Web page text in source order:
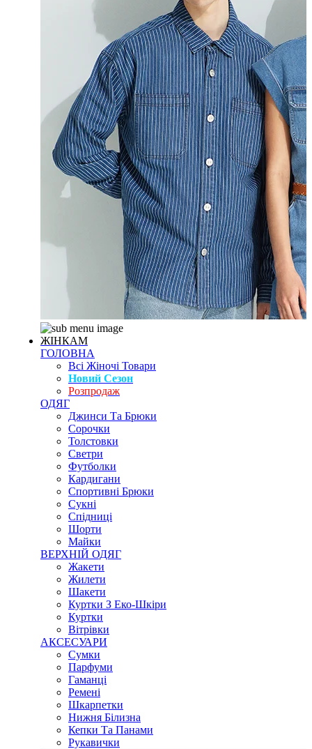
ЖІНКАМ
ГОЛОВНА
Всі Жіночі Товари
Новий Сезон
Розпродаж
ОДЯГ
Джинси Та Брюки
Сорочки
Толстовки
Светри
Футболки
Кардигани
Спортивні Брюки
Сукні
Спідниці
Шорти
Майки
ВЕРХНІЙ ОДЯГ
Жакети
Жилети
Шакети
Куртки З Еко-Шкіри
Куртки
Вітрівки
АКСЕСУАРИ
Сумки
Парфуми
Гаманці
Ремені
Шкарпетки
Нижня Білизна
Кепки Та Панами
Рукавички